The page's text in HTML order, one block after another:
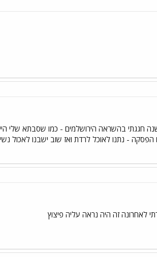
חגגתי בהשראה הירושלמים - כמו שסבתא שלי
- נתנו לאוכל לרדת ואז שוב ישבנו לאכול
לאחרונה זה היה נראה עליה פיצוץ